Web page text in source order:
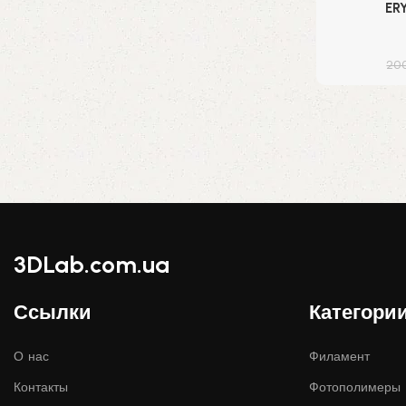
3DLab.com.ua
Ссылки
О нас
Контакты
Филамент
Фотополимеры